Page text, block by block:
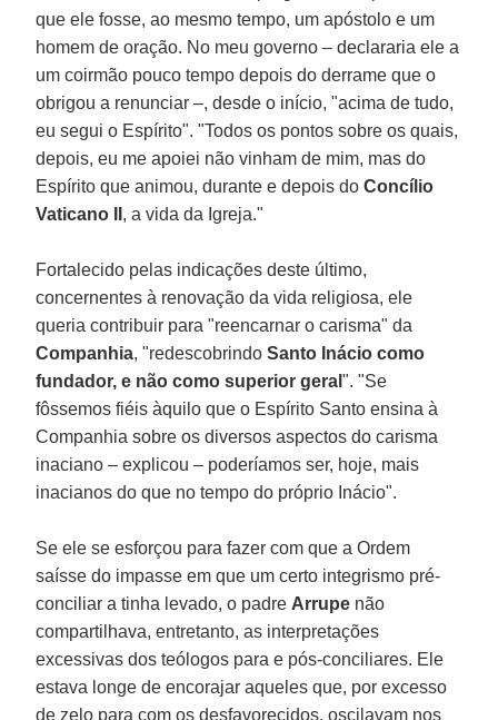
que ele fosse, ao mesmo tempo, um apóstolo e um
homem de oração. No meu governo – declararia ele a
um coirmão pouco tempo depois do derrame que o
obrigou a renunciar –, desde o início, "acima de tudo,
eu segui o Espírito". "Todos os pontos sobre os quais,
depois, eu me apoiei não vinham de mim, mas do
Espírito que animou, durante e depois doConcílio
Vaticano II , a vida da Igreja."
Fortalecido pelas indicações deste último,
concernentes à renovação da vida religiosa, ele
queria contribuir para "reencarnar o carisma" da
Companhia, "redescobrindoSanto Inácio como
fundador, e não como superior geral". "Se
fôssemos fiéis àquilo que o Espírito Santo ensina à
Companhia sobre os diversos aspectos do carisma
inaciano – explicou – poderíamos ser, hoje, mais
inacianos do que no tempo do próprio Inácio".
Se ele se esforçou para fazer com que a Ordem
saísse do impasse em que um certo integrismo pré-
conciliar a tinha levado, o padre Arrupe não
compartilhava, entretanto, as interpretações
excessivas dos teólogos para e pós-conciliares. Ele
estava longe de encorajar aqueles que, por excesso
de zelo para com os desfavorecidos, oscilavam nos